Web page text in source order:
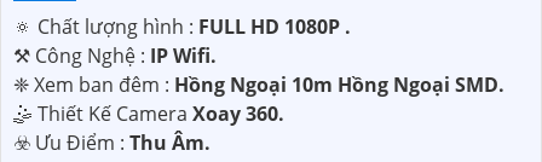
🔅 Chất lượng hình : FULL HD 1080P .
⚒ Công Nghệ : IP Wifi.
❈ Xem ban đêm : Hồng Ngoại 10m Hồng Ngoại SMD.
🤹 Thiết Kế Camera Xoay 360.
️☣️ Ưu Điểm : Thu Âm.